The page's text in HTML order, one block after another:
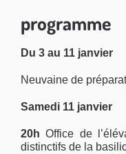
programme
Du 3 au 11 janvier
Neuvaine de
Samedi 11 janvier
20h Office de
distinctifs de la